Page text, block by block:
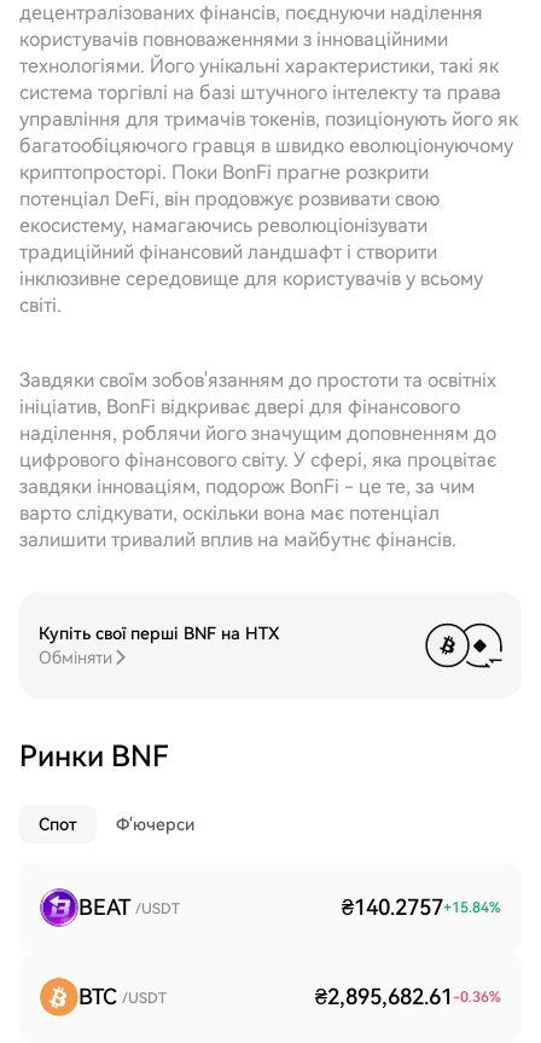
децентралізованих фінансів, поєднуючи наділення
користувачів повноваженнями з інноваційними
технологіями. Його унікальні характеристики, такі як
система торгівлі на базі штучного інтелекту та права
управління для тримачів токенів, позиціонують його як
багатообіцяючого гравця в швидко еволюціонуючому
криптопросторі. Поки BonFi прагне розкрити
потенціал DeFi, він продовжує розвивати свою
екосистему, намагаючись революціонізувати
традиційний фінансовий ландшафт і створити
інклюзивне середовище для користувачів у всьому
світі.
Завдяки своїм зобов'язанням до простоти та освітніх
ініціатив, BonFi відкриває двері для фінансового
наділення, роблячи його значущим доповненням до
цифрового фінансового світу. У сфері, яка процвітає
завдяки інноваціям, подорож BonFi - це те, за чим
варто слідкувати, оскільки вона має потенціал
залишити тривалий вплив на майбутнє фінансів.
Купіть свої перші BNF на HTX
Обміняти
Ринки BNF
Спот Ф'ючерси
BEAT /USDT ₴140.2757+15.84%
BTC /USDT ₴2,895,682.61 -0.36%